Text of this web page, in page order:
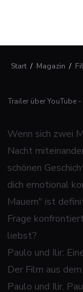
Start / Magazin /
Trailer über YouTube
Wenn sich zwei
Nacht
schönen
dich emotional
Mauern" ist
Frage
liebst?
Paulo und Ilir:
Der Film aus
Paulo und Ilir.